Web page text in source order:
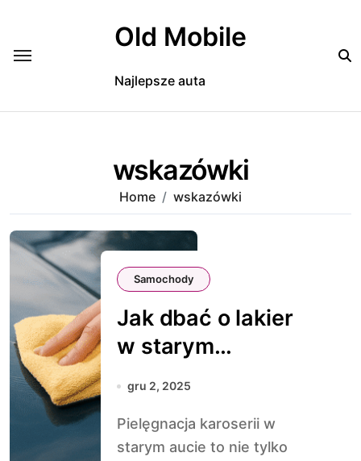
Old Mobile
Najlepsze auta
wskazówki
Home wskazówki
Samochody
Jak dbać o lakier
w starym
samochodzie
gru 2, 2025
Pielęgnacja karoserii w
starym aucie to nie tylko